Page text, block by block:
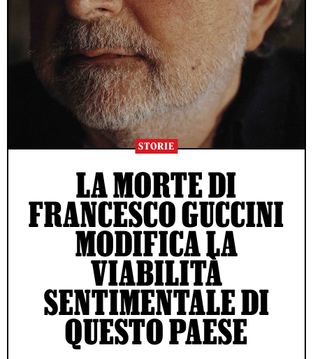
STORIE
LA MORTE DI
FRANCESCO GUCCINI
MODIFICA LA
VIABILITÀ
SENTIMENTALE DI
QUESTO PAESE